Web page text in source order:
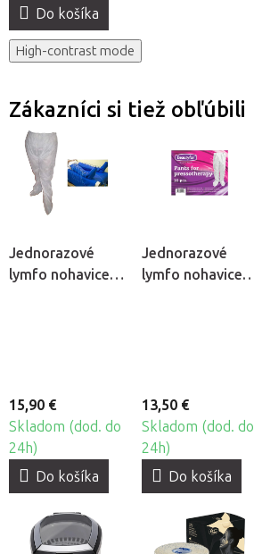
Do košíka
High-contrast mode
Zákazníci si tiež obľúbili
Jednorazové
lymfo nohavice z
15,90 €
Skladom (dod. do
24h)
Do košíka
Jednorazové
lymfo nohavice z
13,50 €
Skladom (dod. do
24h)
Do košíka